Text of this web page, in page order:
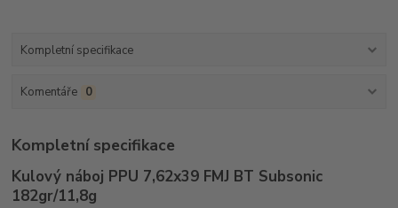
Kompletní specifikace
Komentáře 0
Kompletní specifikace
Kulový náboj PPU 7,62x39 FMJ BT Subsonic
182gr/11,8g